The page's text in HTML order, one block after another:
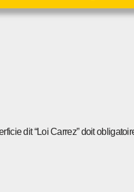
dit “Loi Carrez” doit